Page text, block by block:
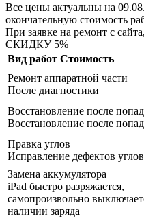
Все цены актуальны на
окончательную стоимость
При заявке на ремонт с
СКИДКУ 5%
Вид работ Стоимость
Ремонт аппаратной части
После диагностики
Восстановление после
Восстановление после
Правка углов
Исправление дефектов
Замена аккумулятора
iPad быстро разряжается,
самопроизвольно
наличии заряда